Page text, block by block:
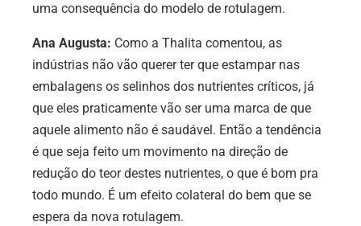
uma consequência do modelo de rotulagem.
Ana Augusta: Como a Thalita comentou, as
indústrias não vão querer ter que estampar nas
embalagens os selinhos dos nutrientes críticos, já
que eles praticamente vão ser uma marca de que
aquele alimento não é saudável. Então a tendência
é que seja feito um movimento na direção de
redução do teor destes nutrientes, o que é bom pra
todo mundo. É um efeito colateral do bem que se
espera da nova rotulagem.